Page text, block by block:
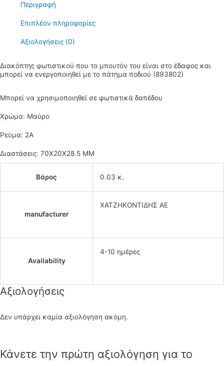
Περιγραφή
Επιπλέον πληροφορίες
Αξιολογήσεις (0)
Διακόπτης φωτιστικού που το μπουτόν του είναι στο έδαφος και
μπορεί να ενεργοποιηθεί με το πάτημα ποδιού (893802)
Μπορεί να χρησιμοποιηθεί σε φωτιστικά δαπέδου
Χρώμα: Μαύρο
Ρεύμα: 2Α
Διαστάσεις: 70X20X28.5 MM
Βάρος 0.03 κ.
manufacturer
ΧΑΤΖΗΚΟΝΤΙΔΗΣ ΑΕ
Availability
4-10 ημέρες
Αξιολογήσεις
Δεν υπάρχει καμία αξιολόγηση ακόμη.
Κάνετε την πρώτη αξιολόγηση για το